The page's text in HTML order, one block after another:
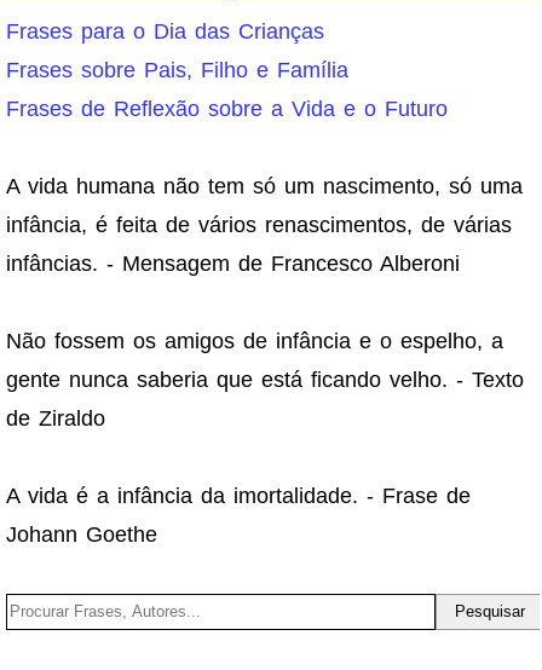
Frases para o Dia das Crianças
Frases sobre Pais, Filho e Família
Frases de Reflexão sobre a Vida e o Futuro
A vida humana não tem só um nascimento, só uma
infância, é feita de vários renascimentos, de várias
infâncias. - Mensagem de Francesco Alberoni
Não fossem os amigos de infância e o espelho, a
gente nunca saberia que está ficando velho. - Texto
de Ziraldo
A vida é a infância da imortalidade. - Frase de
Johann Goethe